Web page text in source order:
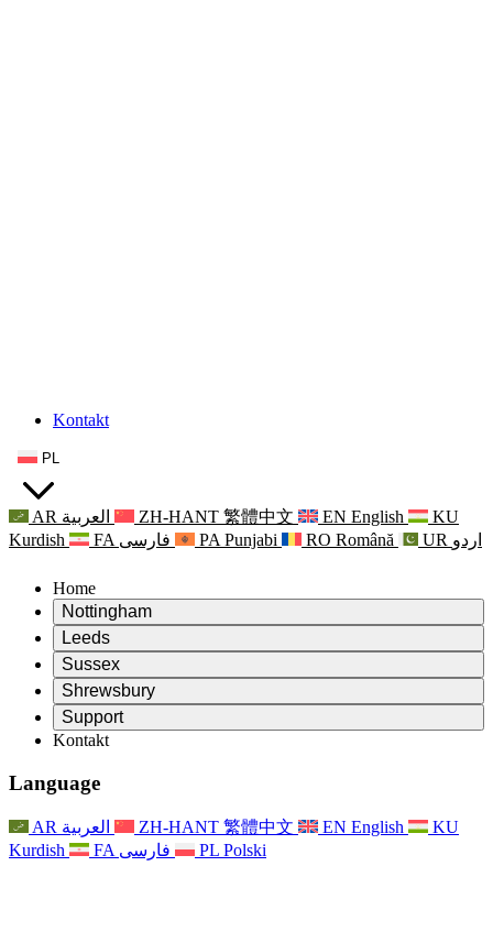
Kontakt
PL
AR العربية ZH-HANT 繁體中文 EN English
KU
Kurdish
FA فارسی PA Punjabi RO Română UR اردو
Home
Nottingham
Review
Przewodniczący Przeglądu
Niezależny zespół recenzentów
Zakres uprawnień
Raport końcowy z niezależnego przeglądu
Często zadawane pytania
Proces przekazywania informacji zwrotnych przez rodzinę
Biuletyny informacyjne
Opt Out
Leeds
Review
Przewodniczący Przeglądu
Niezależny zespół recenzentów
Zakres wymagań i obowiązków
Kontakt
Wsparcie psychologiczne dla rodzin
Aktualizacje dla rodzin
Zdarzenia
For Staff
Wsparcie dla personelu
Sussex
Review
Przewodniczący Przeglądu
Niezależny zespół recenzentów
Zakres uprawnień
For Families
Aktualizacje dla rodzin
Zdarzenia
Shrewsbury
Review
Zakres zadań w zakresie oceny macierzyństwa
Raport końcowy z niezależnego przeglądu
Pierwszy raport z niezależnego przeglądu
For Families
Aktualizacje
Support
Leeds
Nottingham
Rodzinna Służba Wsparcia Psychologicznego
Wsparcie w sytuacjach kryzysowych związanych ze
zdrowiem psychicznym
Usługi regionalne Nottingham
Kontakt
Language
AR العربية ZH-HANT 繁體中文 EN English
KU
Kurdish
FA فارسی PL Polski